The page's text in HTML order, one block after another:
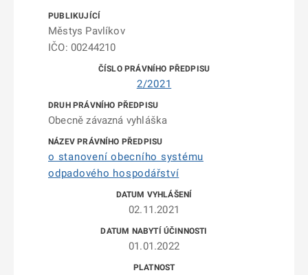
Městys Pavlíkov
IČO: 00244210
2/2021
Obecně závazná vyhláška
o stanovení obecního systému
odpadového hospodářství
02.11.2021
01.01.2022